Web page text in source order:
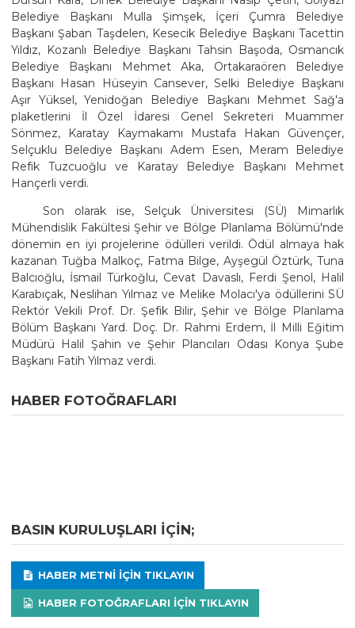
Belediye Başkanı Mulla Şimşek, İçeri Çumra Belediye
Başkanı Şaban Taşdelen, Kesecik Belediye Başkanı Tacettin
Yıldız, Kozanlı Belediye Başkanı Tahsin Başoda, Osmancık
Belediye Başkanı Mehmet Aka, Ortakaraören Belediye
Başkanı Hasan Hüseyin Cansever, Selki Belediye Başkanı
Aşır Yüksel, Yenidoğan Belediye Başkanı Mehmet Sağ'a
plaketlerini İl Özel İdaresi Genel Sekreteri Muammer
Sönmez, Karatay Kaymakamı Mustafa Hakan Güvençer,
Selçuklu Belediye Başkanı Adem Esen, Meram Belediye
Refik Tuzcuoğlu ve Karatay Belediye Başkanı Mehmet
Hançerli verdi.
Son olarak ise, Selçuk Üniversitesi (SÜ) Mimarlık
Mühendislik Fakültesi Şehir ve Bölge Planlama Bölümü'nde
dönemin en iyi projelerine ödülleri verildi. Ödül almaya hak
kazanan Tuğba Malkoç, Fatma Bilge, Ayşegül Öztürk, Tuna
Balcıoğlu, İsmail Türkoğlu, Cevat Davaslı, Ferdi Şenol, Halil
Karabıçak, Neslihan Yılmaz ve Melike Molacı'ya ödüllerini SÜ
Rektör Vekili Prof. Dr. Şefik Bilir, Şehir ve Bölge Planlama
Bölüm Başkanı Yard. Doç. Dr. Rahmi Erdem, İl Milli Eğitim
Müdürü Halil Şahin ve Şehir Plancıları Odası Konya Şube
Başkanı Fatih Yılmaz verdi.
HABER FOTOĞRAFLARI
BASIN KURULUŞLARI IÇIN;
HABER METNI IÇIN TIKLAYIN
HABER FOTOĞRAFLARI IÇIN TIKLAYIN